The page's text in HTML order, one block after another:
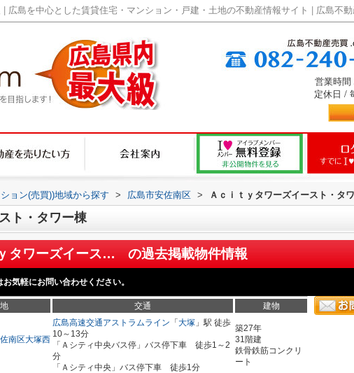
広島を中心とした賃貸住宅・マンション・戸建・土地の不動産情報サイト | 広島不
営業時
定休日 /
ョン(売買))地域から探す > 広島市安佐南区 > Ａｃｉｔｙタワーズイースト・タ
ト・タワー棟
Ａｃｉｔｙタワーズイースト・タワー棟 の過去掲載物件情報
気軽にお問い合わせください。
交通 建物
南区大塚西
広島高速交通アストラムライン 「 大塚 」駅 徒歩
10～13分
「Ａシティ中央バス停」バス停下車 徒歩1～2
分
「Ａシティ中央」バス停下車 徒歩1分
築27年
31階建
鉄骨鉄筋コンクリ
ート